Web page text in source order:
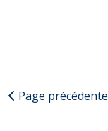
Page précédente